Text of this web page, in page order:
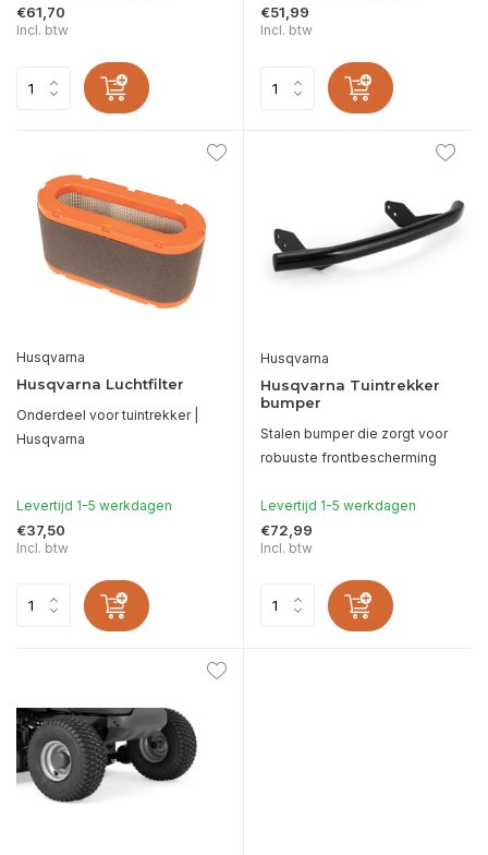
€61,70
Incl. btw
€51,99
Incl. btw
Husqvarna
Husqvarna Luchtfilter
Onderdeel voor tuintrekker |
Husqvarna
Levertijd 1-5 werkdagen
€37,50
Incl. btw
Husqvarna
Husqvarna Tuintrekker
bumper
Stalen bumper die zorgt voor
robuuste frontbescherming
Levertijd 1-5 werkdagen
€72,99
Incl. btw